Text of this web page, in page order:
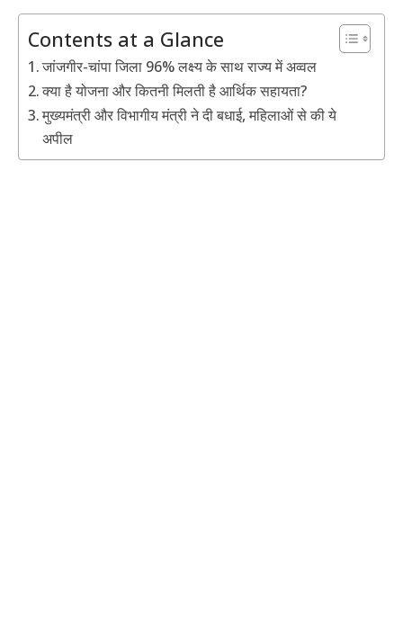
Contents at a Glance
जांजगीर-चांपा जिला 96% लक्ष्य के साथ राज्य में अव्वल
क्या है योजना और कितनी मिलती है आर्थिक सहायता?
मुख्यमंत्री और विभागीय मंत्री ने दी बधाई, महिलाओं से की ये
अपील